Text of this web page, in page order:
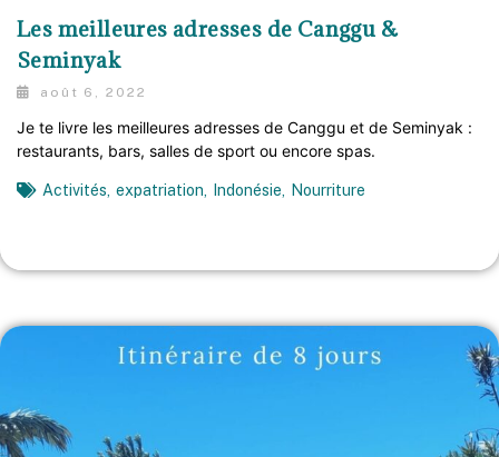
Les meilleures adresses de Canggu &
Seminyak
août 6, 2022
Je te livre les meilleures adresses de Canggu et de Seminyak :
restaurants, bars, salles de sport ou encore spas.
Activités, expatriation, Indonésie, Nourriture